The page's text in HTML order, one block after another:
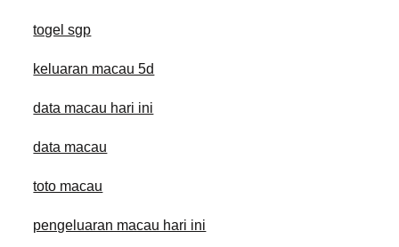
togel sgp
keluaran macau 5d
data macau hari ini
data macau
toto macau
pengeluaran macau hari ini